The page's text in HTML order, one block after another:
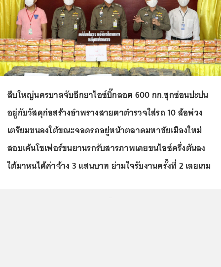
สืบใหญ่นครบาลจับอีกยาไอซ์บิ๊กลอต 600 กก.ซุกซ่อนปะปน
อยู่กับวัสดุก่อสร้างอำพรางสายตาตำรวจใส่รถ 10 ล้อพ่วง
เตรียมขนลงใต้ขณะจอดรถอยู่หน้าตลาดมหาชัยเมืองใหม่
สอบเค้นโชเฟอร์ขนยานรกรับสารภาพเคยขนไอซ์ครึ่งตันลง
ใต้มาหนได้ค่าจ้าง 3 แสนบาท ย่ามใจรับงานครั้งที่ 2 เลยเกม